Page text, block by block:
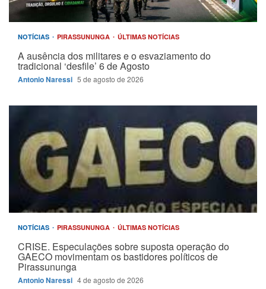
NOTÍCIAS PIRASSUNUNGA ÚLTIMAS NOTÍCIAS
A ausência dos militares e o esvaziamento do
tradicional ‘desfile’ 6 de Agosto
Antonio Naressi 5 de agosto de 2026
NOTÍCIAS PIRASSUNUNGA ÚLTIMAS NOTÍCIAS
CRISE. Especulações sobre suposta operação do
GAECO movimentam os bastidores políticos de
Pirassununga
Antonio Naressi 4 de agosto de 2026